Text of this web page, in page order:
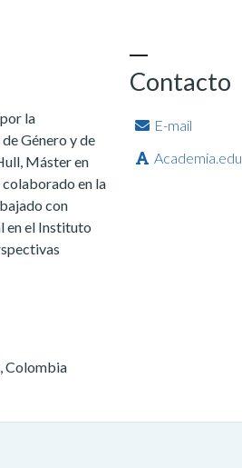
la
Género y de
Máster en
en la
con
en el Instituto
Colombia
Contacto
E-mail
Academia.edu